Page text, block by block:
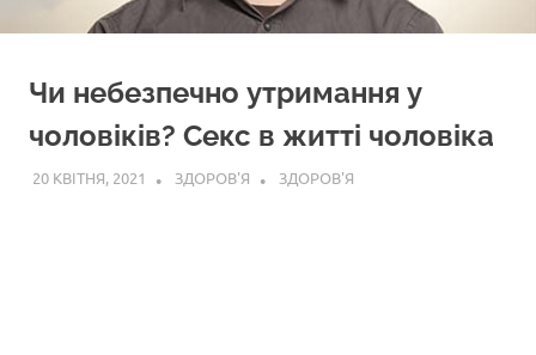
Чи небезпечно утримання у
чоловіків? Секс в житті чоловіка
20 КВІТНЯ, 2021 ЗДОРОВ'Я ЗДОРОВ'Я